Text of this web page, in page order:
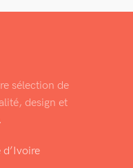
sélection de
design et